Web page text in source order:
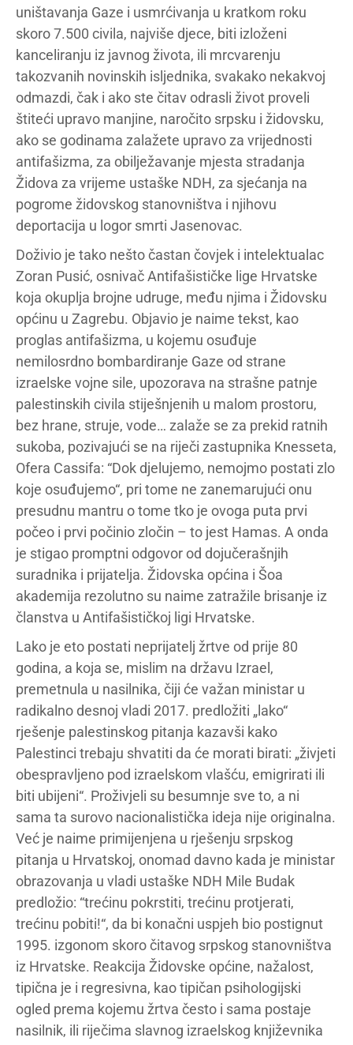
uništavanja Gaze i usmrćivanja u kratkom roku
skoro 7.500 civila, najviše djece, biti izloženi
kanceliranju iz javnog života, ili mrcvarenju
takozvanih novinskih isljednika, svakako nekakvoj
odmazdi, čak i ako ste čitav odrasli život proveli
štiteći upravo manjine, naročito srpsku i židovsku,
ako se godinama zalažete upravo za vrijednosti
antifašizma, za obilježavanje mjesta stradanja
Židova za vrijeme ustaške NDH, za sjećanja na
pogrome židovskog stanovništva i njihovu
deportacija u logor smrti Jasenovac.
Doživio je tako nešto častan čovjek i intelektualac
Zoran Pusić, osnivač Antifašističke lige Hrvatske
koja okuplja brojne udruge, među njima i Židovsku
općinu u Zagrebu. Objavio je naime tekst, kao
proglas antifašizma, u kojemu osuđuje
nemilosrdno bombardiranje Gaze od strane
izraelske vojne sile, upozorava na strašne patnje
palestinskih civila stiješnjenih u malom prostoru,
bez hrane, struje, vode… zalaže se za prekid ratnih
sukoba, pozivajući se na riječi zastupnika Knesseta,
Ofera Cassifa: “Dok djelujemo, nemojmo postati zlo
koje osuđujemo“, pri tome ne zanemarujući onu
presudnu mantru o tome tko je ovoga puta prvi
počeo i prvi počinio zločin – to jest Hamas. A onda
je stigao promptni odgovor od dojučerašnjih
suradnika i prijatelja. Židovska općina i Šoa
akademija rezolutno su naime zatražile brisanje iz
članstva u Antifašističkoj ligi Hrvatske.
Lako je eto postati neprijatelj žrtve od prije 80
godina, a koja se, mislim na državu Izrael,
premetnula u nasilnika, čiji će važan ministar u
radikalno desnoj vladi 2017. predložiti „lako“
rješenje palestinskog pitanja kazavši kako
Palestinci trebaju shvatiti da će morati birati: „živjeti
obespravljeno pod izraelskom vlašću, emigrirati ili
biti ubijeni“. Proživjeli su besumnje sve to, a ni
sama ta surovo nacionalistička ideja nije originalna.
Već je naime primijenjena u rješenju srpskog
pitanja u Hrvatskoj, onomad davno kada je ministar
obrazovanja u vladi ustaške NDH Mile Budak
predložio: “trećinu pokrstiti, trećinu protjerati,
trećinu pobiti!“, da bi konačni uspjeh bio postignut
1995. izgonom skoro čitavog srpskog stanovništva
iz Hrvatske. Reakcija Židovske općine, nažalost,
tipična je i regresivna, kao tipičan psihologijski
ogled prema kojemu žrtva često i sama postaje
nasilnik, ili riječima slavnog izraelskog književnika